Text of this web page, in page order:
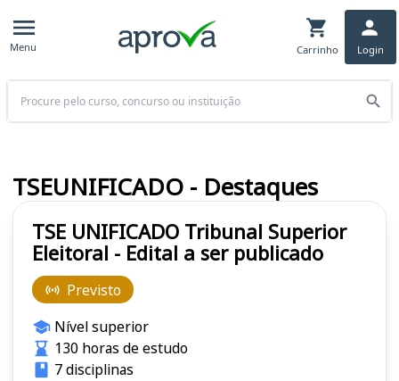
Menu Carrinho Login
Buscar
TSE UNIFICADO Tribunal Superior
Eleitoral - Edital a ser publicado
Previsto
Nível superior
130 horas de estudo
7 disciplinas
TSEUNIFICADO - Destaques